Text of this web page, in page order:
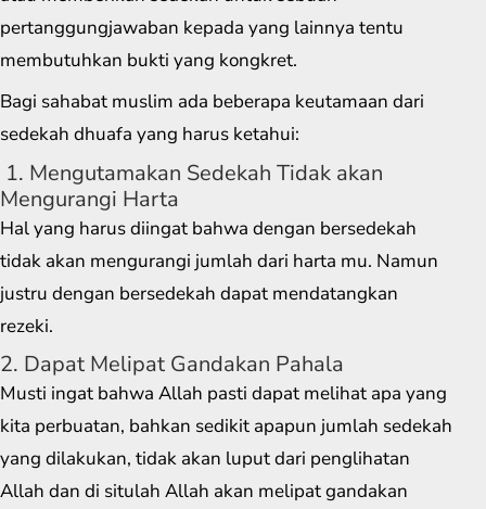
pertanggungjawaban kepada yang lainnya tentu
membutuhkan bukti yang kongkret.
Bagi sahabat muslim ada beberapa keutamaan dari
sedekah dhuafa yang harus ketahui:
1. Mengutamakan Sedekah Tidak akan
Mengurangi Harta
Hal yang harus diingat bahwa dengan bersedekah
tidak akan mengurangi jumlah dari harta mu. Namun
justru dengan bersedekah dapat mendatangkan
rezeki.
2. Dapat Melipat Gandakan Pahala
Musti ingat bahwa Allah pasti dapat melihat apa yang
kita perbuatan, bahkan sedikit apapun jumlah sedekah
yang dilakukan, tidak akan luput dari penglihatan
Allah dan di situlah Allah akan melipat gandakan